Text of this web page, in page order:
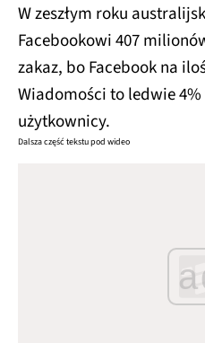
W zeszłym roku
Facebookowi 407
zakaz, bo Facebook na
Wiadomości to ledwie
użytkownicy.
Dalsza część tekstu pod wideo